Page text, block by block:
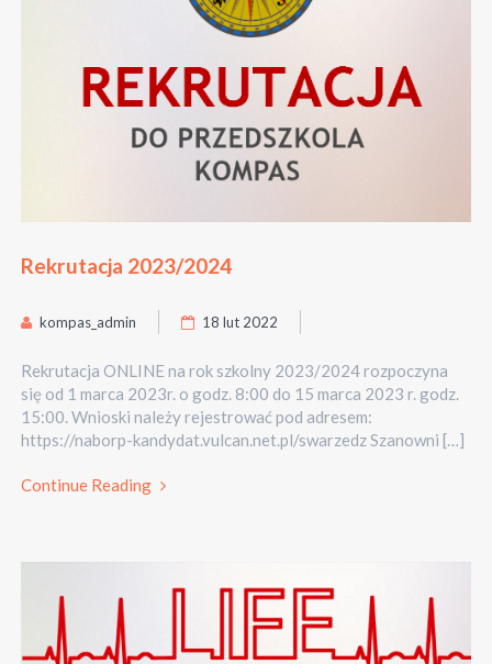
Rekrutacja 2023/2024
kompas_admin 18 lut 2022
Rekrutacja ONLINE na rok szkolny 2023/2024 rozpoczyna
się od 1 marca 2023r. o godz. 8:00 do 15 marca 2023 r. godz.
15:00. Wnioski należy rejestrować pod adresem:
https://naborp-kandydat.vulcan.net.pl/swarzedz Szanowni […]
Continue Reading